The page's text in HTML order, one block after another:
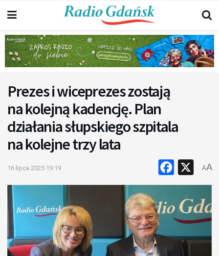
Prezes i wiceprezes zostają
na kolejną kadencję. Plan
działania słupskiego szpitala
na kolejne trzy lata
16 lipca 2025 19:19 X
AA